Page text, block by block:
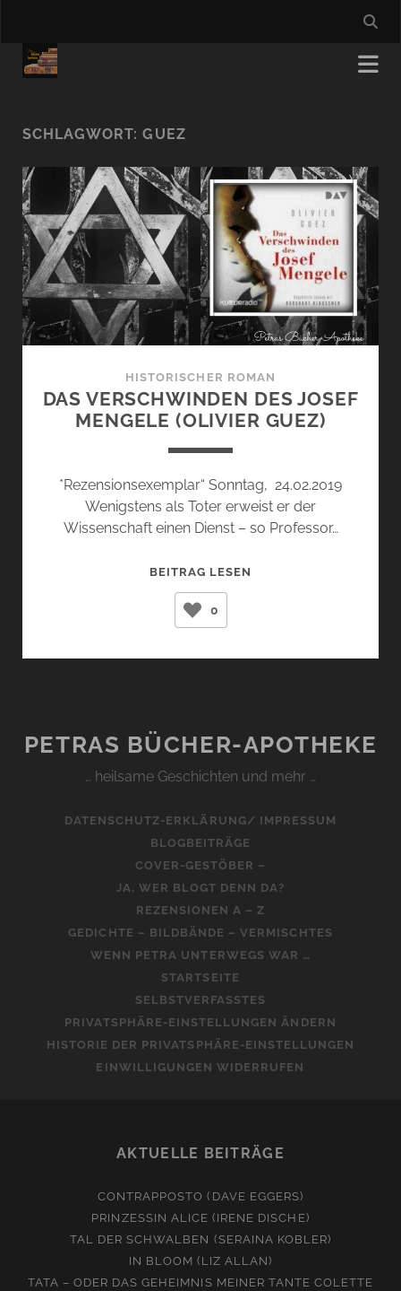
SCHLAGWORT:GUEZ
HISTORISCHER ROMAN
DAS VERSCHWINDEN DES JOSEF
MENGELE (OLIVIER GUEZ)
*Rezensionsexemplar“ Sonntag, 24.02.2019
Wenigstens als Toter erweist er der
Wissenschaft einen Dienst – so Professor…
BEITRAG LESEN
MENGELE
0
PETRAS BÜCHER-APOTHEKE
… heilsame Geschichten und mehr …
DATENSCHUTZ-ERKLÄRUNG/ IMPRESSUM
BLOGBEITRÄGE
COVER-GESTÖBER –
JA, WER BLOGT DENN DA?
REZENSIONEN A – Z
GEDICHTE – BILDBÄNDE – VERMISCHTES
WENN PETRA UNTERWEGS WAR …
STARTSEITE
SELBSTVERFASSTES
PRIVATSPHÄRE-EINSTELLUNGEN ÄNDERN
HISTORIE DER PRIVATSPHÄRE-EINSTELLUNGEN
EINWILLIGUNGEN WIDERRUFEN
AKTUELLE BEITRÄGE
CONTRAPPOSTO (DAVE EGGERS)
PRINZESSIN ALICE (IRENE DISCHE)
TAL DER SCHWALBEN (SERAINA KOBLER)
IN BLOOM (LIZ ALLAN)
TATA – ODER DAS GEHEIMNIS MEINER TANTE COLETTE